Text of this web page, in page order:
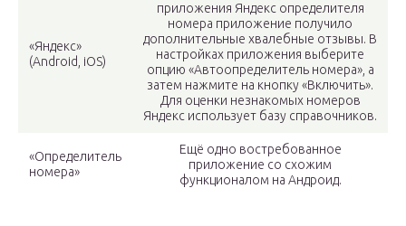
«Яндекс»
(Android, iOS)
приложения Яндекс определителя
номера приложение получило
дополнительные хвалебные отзывы. В
настройках приложения выберите
опцию «Автоопределитель номера», а
затем нажмите на кнопку «Включить».
Для оценки незнакомых номеров
Яндекс использует базу справочников.
«Определитель
номера»
Ещё одно востребованное
приложение со схожим
функционалом на Андроид.